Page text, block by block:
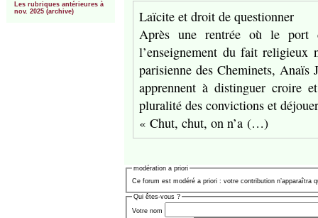
Les rubriques antérieures à
nov. 2025 (archive)
Laïcite et droit de questionner
Après une rentrée où le port
l’enseignement du fait religieux
parisienne des Cheminets,
apprennent à distinguer croire
pluralité des convictions et
« Chut, chut, on n’a (…)
modération a priori
Ce forum est modéré a priori : votre contribution n’apparaîtra
Qui êtes-vous ?
Votre nom